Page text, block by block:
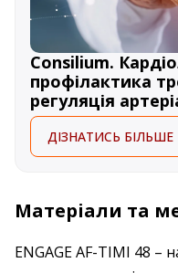
Consilium.
профілактика
регуляція
ДІЗНАТИСЬ БІЛЬШЕ
Матеріали та
ENGAGE AF-TIMI 48 –